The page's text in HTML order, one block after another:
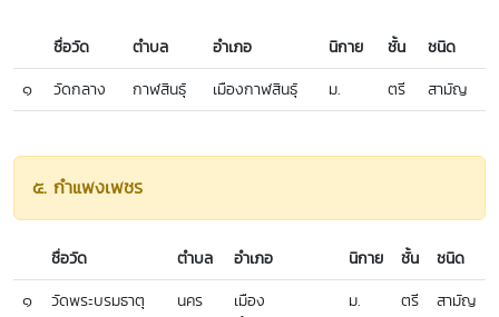
ชื่อวัด ตำบล อำเภอ นิกาย ชั้น
ชนิด
๑
วัดกลาง กาฬสินธุ์ เมืองกาฬสินธุ์ ม. ตรี สามัญ
๕. กำแพงเพชร
ชื่อวัด ตำบล อำเภอ นิกาย ชั้น
ชนิด
๑
วัดพระบรมธาตุ
นคร
เมือง
ม. ตรี สามัญ